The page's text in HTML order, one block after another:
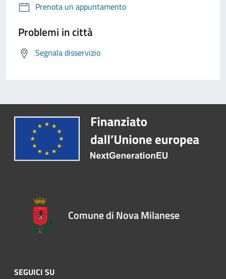
Prenota un appuntamento
Problemi in città
Segnala disservizio
Comune di Nova Milanese
SEGUICI SU